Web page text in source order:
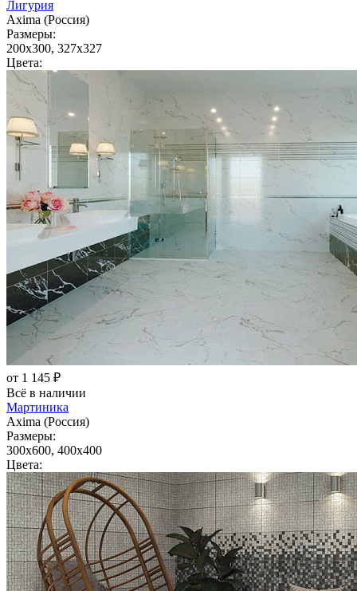
Лигурия
Axima (Россия)
Размеры:
200x300, 327x327
Цвета:
от 1 145 ₽
Всё в наличии
Мартиника
Axima (Россия)
Размеры:
300x600, 400x400
Цвета: